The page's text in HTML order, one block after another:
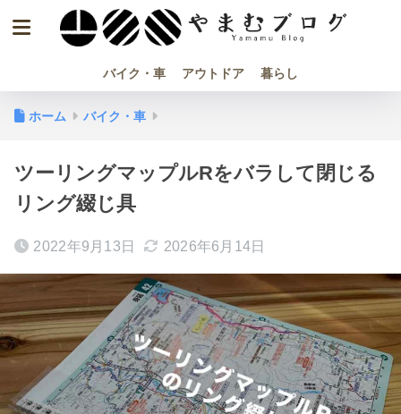
バイク・車 アウトドア 暮らし
ホーム バイク・車
ツーリングマップルRをバラして閉じる
リング綴じ具
2022年9月13日 2026年6月14日